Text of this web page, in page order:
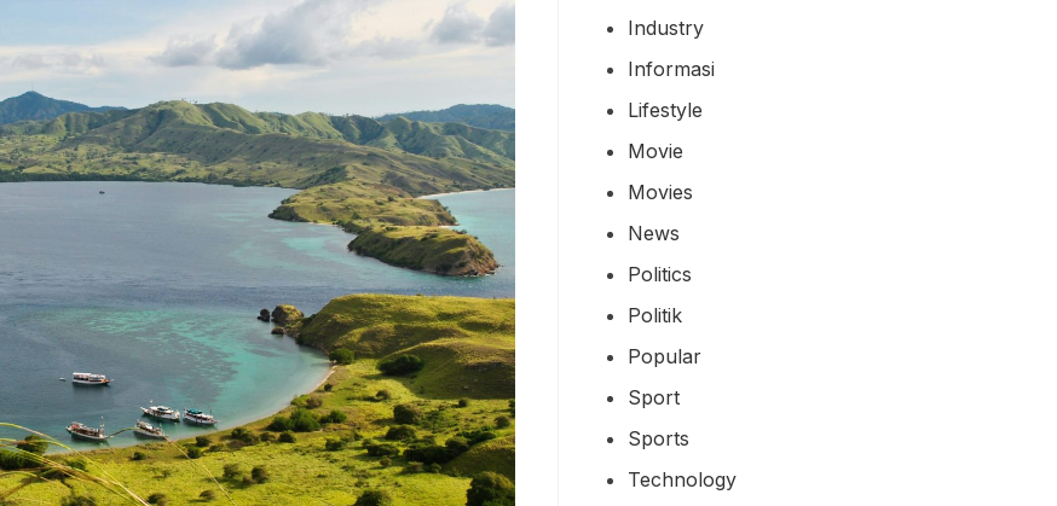
Industry
Informasi
Lifestyle
Movie
Movies
News
Politics
Politik
Popular
Sport
Sports
Technology